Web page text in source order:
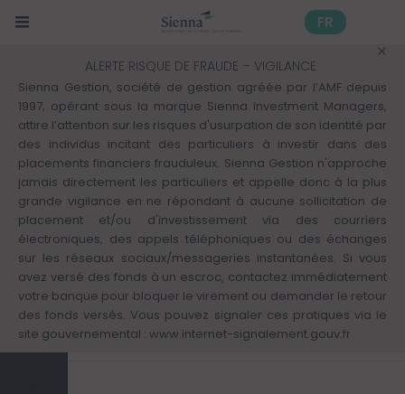
Panneau de gestion des cookies
au FR
ALERTE RISQUE DE FRAUDE – VIGILANCE
Sienna Gestion, société de gestion agréée par l’AMF depuis
1997, opérant sous la marque Sienna Investment Managers,
attire l’attention sur les risques d'usurpation de son identité par
des individus incitant des particuliers à investir dans des
placements financiers frauduleux. Sienna Gestion n'approche
jamais directement les particuliers et appelle donc à la plus
grande vigilance en ne répondant à aucune sollicitation de
placement et/ou d'investissement via des courriers
électroniques, des appels téléphoniques ou des échanges
sur les réseaux sociaux/messageries instantanées. Si vous
avez versé des fonds à un escroc, contactez immédiatement
votre banque pour bloquer le virement ou demander le retour
des fonds versés. Vous pouvez signaler ces pratiques via le
site gouvernemental : www.internet-signalement.gouv.fr
profil :
Découvrir
nos
autres
expertises
Solutions
d'investissement
Actifs
cotés
Finance
responsable
Kiosque
Tout sur
SIENNA CREDIT
Classification : Obligations et autres
titres de créance libellés en euro
Date d'agrément AMF : 13/09/1983
Apercu Évolution de la VL